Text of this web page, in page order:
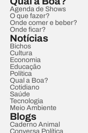
Agenda de Shows
O que fazer?
Onde comer e beber?
Onde ficar?
Notícias
Bichos
Cultura
Economia
Educação
Política
Qual a Boa?
Cotidiano
Saúde
Tecnologia
Meio Ambiente
Blogs
Caderno Animal
Conversa Política